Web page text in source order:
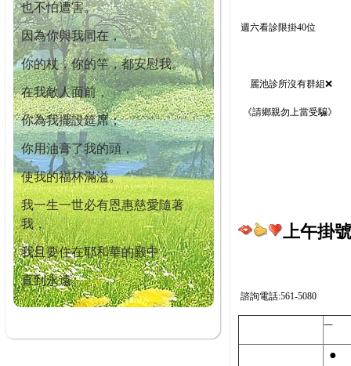
也不怕遭害。
因為你與我同在，
你的杖，你的竿，都安慰我。
在我敵人面前，
你為我擺設筵席；
你用油膏了我的頭，
使我的福杯滿溢。
我一生一世必有恩惠慈愛隨著
我，
我且要住在耶和華的殿中，
直到永遠。
週六看診限掛40位
麗池診所沒有群組❌
《請鄉親勿上當受騙》
上午掛
諮詢電話:561-5080
一
●